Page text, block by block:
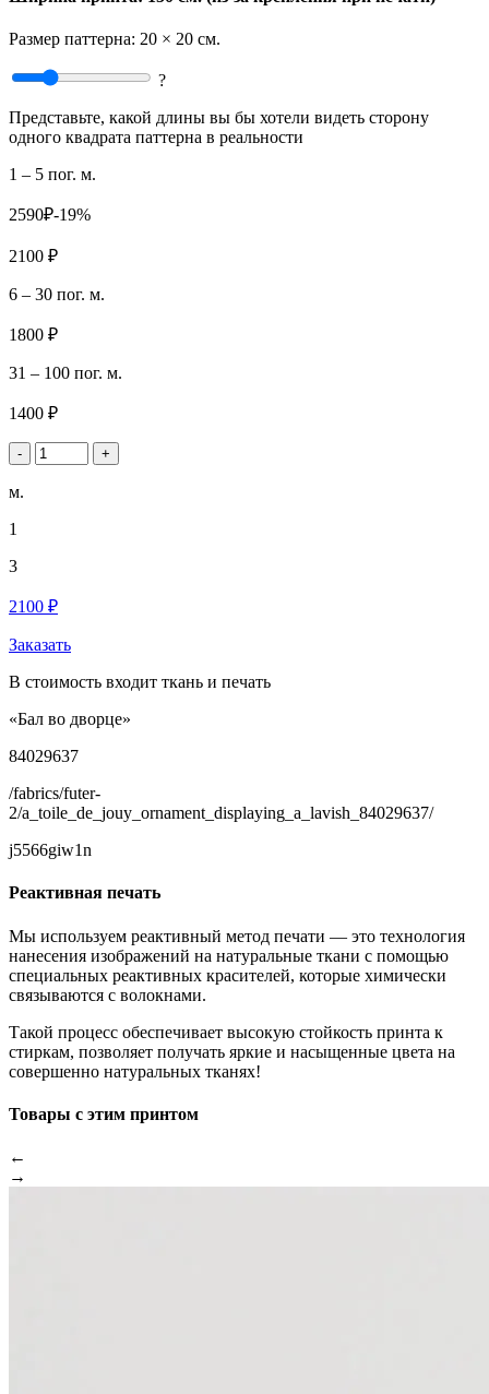
Размер паттерна: 20 × 20 см.
?
Представьте, какой длины вы бы хотели видеть сторону
одного квадрата паттерна в реальности
1 – 5 пог. м.
2590₽-19%
2100 ₽
6 – 30 пог. м.
1800 ₽
31 – 100 пог. м.
1400 ₽
- +
м.
1
3
2100 ₽
Заказать
В стоимость входит ткань и печать
«Бал во дворце»
84029637
/fabrics/futer-
2/a_toile_de_jouy_ornament_displaying_a_lavish_84029637/
j5566giw1n
Реактивная печать
Мы используем реактивный метод печати — это технология
нанесения изображений на натуральные ткани с помощью
специальных реактивных красителей, которые химически
связываются с волокнами.
Такой процесс обеспечивает высокую стойкость принта к
стиркам, позволяет получать яркие и насыщенные цвета на
совершенно натуральных тканях!
Товары с этим принтом
←
→